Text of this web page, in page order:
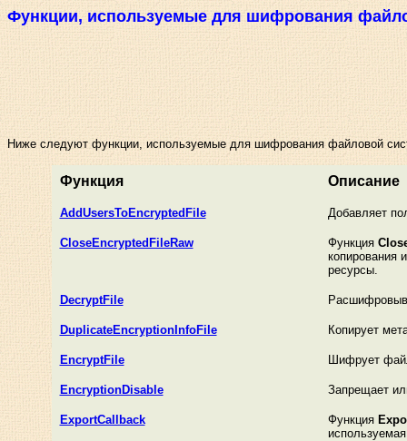
Функции, используемые для шифрования
Ниже следуют функции, используемые для шифрования файловой
Функция Описание
AddUsersToEncryptedFile Добавляет
CloseEncryptedFileRaw Функция
копирования
ресурсы.
DecryptFile
DuplicateEncryptionInfoFile Копирует
EncryptFile Шифрует
EncryptionDisable Запрещает
ExportCallback Функция